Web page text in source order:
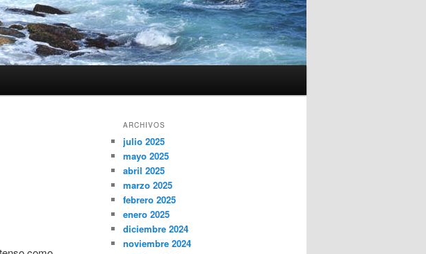
ARCHIVOS
julio 2025
mayo 2025
abril 2025
marzo 2025
febrero 2025
enero 2025
diciembre 2024
noviembre 2024